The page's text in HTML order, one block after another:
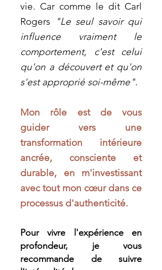
vie. Car comme le dit Carl
Rogers
"Le seul savoir qui
influence vraiment le
comportement, c'est celui
qu'on a découvert et qu'on
s'est approprié soi-même".
Mon rôle est de vous
guider vers une
transformation intérieure
ancrée, consciente et
durable, en m'investissant
avec tout mon cœur dans ce
processus d'authenticité.
Pour vivre l'expérience en
profondeur, je vous
recommande de suivre